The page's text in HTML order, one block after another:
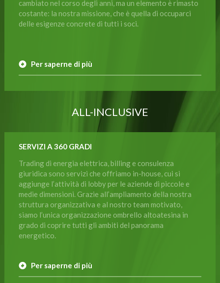
cambiato nel corso degli anni, ma un elemento è rimasto
costante: la nostra missione, che è quella di occuparci
delle esigenze concrete di tutti i soci.
Per saperne di più
ALL-INCLUSIVE
SERVIZI A 360 GRADI
Trading di energia elettrica, billing e consulenza
giuridica sono servizi che offriamo in-house, cui si
aggiunge l’attività di lobby per le aziende di piccole e
medie dimensioni. Grazie all’ampliamento della nostra
struttura organizzativa e al nostro team motivato,
siamo l’unica organizzazione ombrello altoatesina in
grado di coprire tutti gli ambiti del panorama
energetico.
Per saperne di più